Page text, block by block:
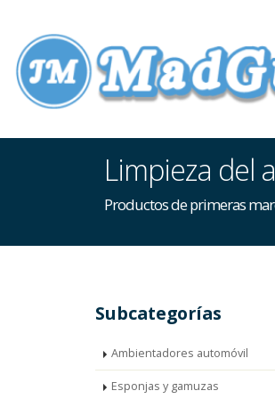
Limpieza del
Productos de primeras
Subcategorías
Ambientadores automóvil
Esponjas y gamuzas